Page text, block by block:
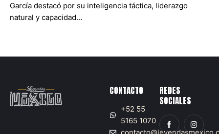
García destacó por su inteligencia táctica, liderazgo
natural y capacidad…
CONTACTO
+52 55
5165 1070
REDES
SOCIALES